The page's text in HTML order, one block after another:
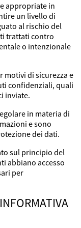
appropriate in
un livello di
al rischio del
trattati contro
o intenzionale
motivi di sicurezza e
confidenziali, quali
inviate.
in materia di
e sono
dei dati.
sul principio del
abbiano accesso
per